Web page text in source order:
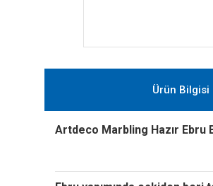
Ürün Bilgisi
Artdeco Marbling Hazır Ebru